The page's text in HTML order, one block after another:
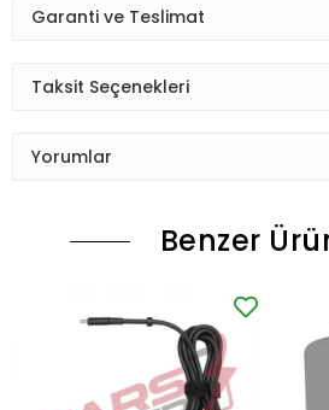
Garanti ve Teslimat
Taksit Seçenekleri
Yorumlar
Benzer